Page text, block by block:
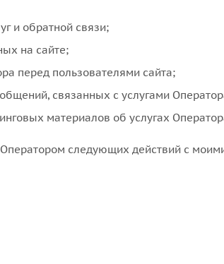
и обратной связи;
на сайте;
перед пользователями сайта;
связанных с услугами
материалов об услугах
следующих действий с